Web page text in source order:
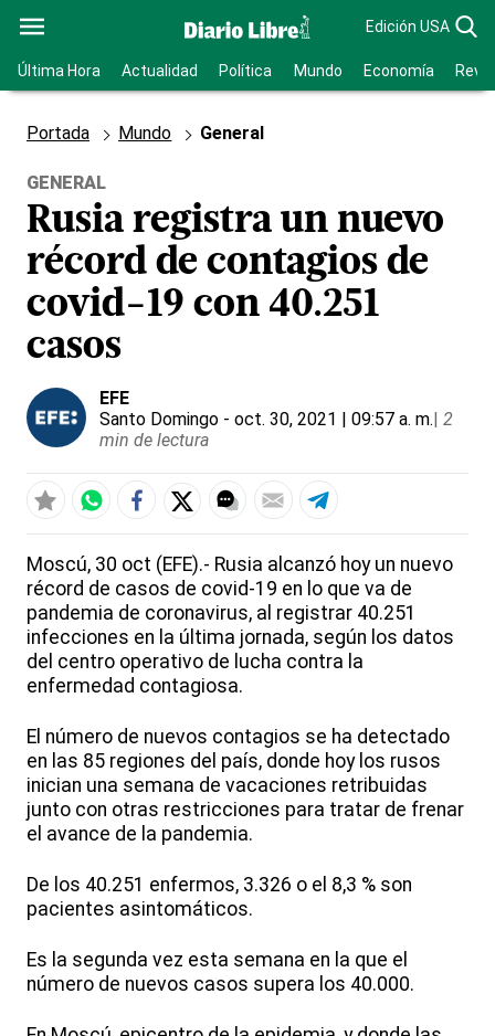
Edición USA
Última Hora Actualidad Política Mundo Economía
Portada Mundo General
GENERAL
Rusia registra un nuevo
récord de contagios de
covid-19 con 40.251
casos
EFE
Santo Domingo - oct. 30, 2021 | 09:57 a. m.| 2
min de lectura
Moscú, 30 oct (EFE).- Rusia alcanzó hoy un nuevo
récord de casos de covid-19 en lo que va de
pandemia de coronavirus, al registrar 40.251
infecciones en la última jornada, según los datos
del centro operativo de lucha contra la
enfermedad contagiosa.
El número de nuevos contagios se ha detectado
en las 85 regiones del país, donde hoy los rusos
inician una semana de vacaciones retribuidas
junto con otras restricciones para tratar de frenar
el avance de la pandemia.
De los 40.251 enfermos, 3.326 o el 8,3 % son
pacientes asintomáticos.
Es la segunda vez esta semana en la que el
número de nuevos casos supera los 40.000.